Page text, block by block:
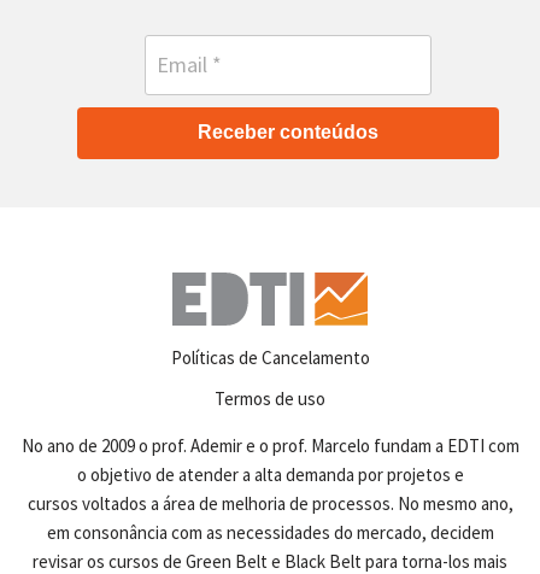
Receber conteúdos
Políticas de Cancelamento
Termos de uso
No ano de 2009 o prof. Ademir e o prof. Marcelo fundam a EDTI com
o objetivo de atender a alta demanda por projetos e
cursos voltados a área de melhoria de processos. No mesmo ano,
em consonância com as necessidades do mercado, decidem
revisar os cursos de Green Belt e Black Belt para torna-los mais